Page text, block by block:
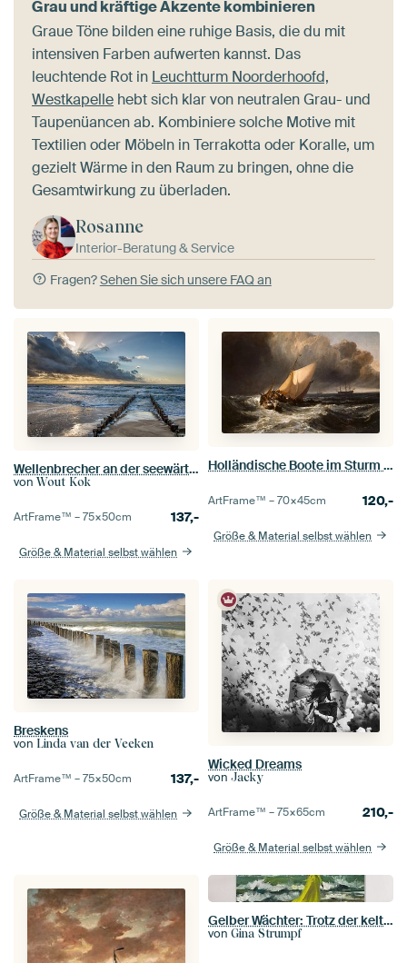
Grau und kräftige Akzente kombinieren
Graue Töne bilden eine ruhige Basis, die du mit
intensiven Farben aufwerten kannst. Das
leuchtende Rot in Leuchtturm Noorderhoofd,
Westkapelle hebt sich klar von neutralen Grau- und
Taupenüancen ab. Kombiniere solche Motive mit
Textilien oder Möbeln in Terrakotta oder Koralle, um
gezielt Wärme in den Raum zu bringen, ohne die
Gesamtwirkung zu überladen.
Rosanne
Interior-Beratung & Service
Fragen?Sehen Sie sich unsere FAQ an
Wellenbrecher an der seewärtigen Nordseeküste bei Dishoek. Wout Kok One2expose
von Wout Kok
ArtFrame™ –75×50cm 137,-
Größe & Material selbst wählen
Holländische Boote im Sturm (The Bridgewater Sea Painting) - William Turner
ArtFrame™ –70×45cm 120,-
Größe & Material selbst wählen
Breskens
von Linda van der Veeken
ArtFrame™ –75×50cm 137,-
Größe & Material selbst wählen
Wicked Dreams
von Jacky
ArtFrame™ –75×65cm 210,-
Größe & Material selbst wählen
Gelber Wächter: Trotz der keltischen Sande
von Gina Strumpf